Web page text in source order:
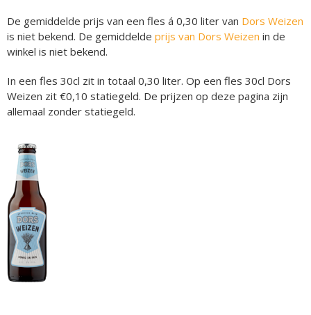
De gemiddelde prijs van een fles á 0,30 liter van Dors Weizen
is niet bekend. De gemiddelde prijs van Dors Weizen in de
winkel is niet bekend.
In een fles 30cl zit in totaal 0,30 liter. Op een fles 30cl Dors
Weizen zit €0,10 statiegeld. De prijzen op deze pagina zijn
allemaal zonder statiegeld.